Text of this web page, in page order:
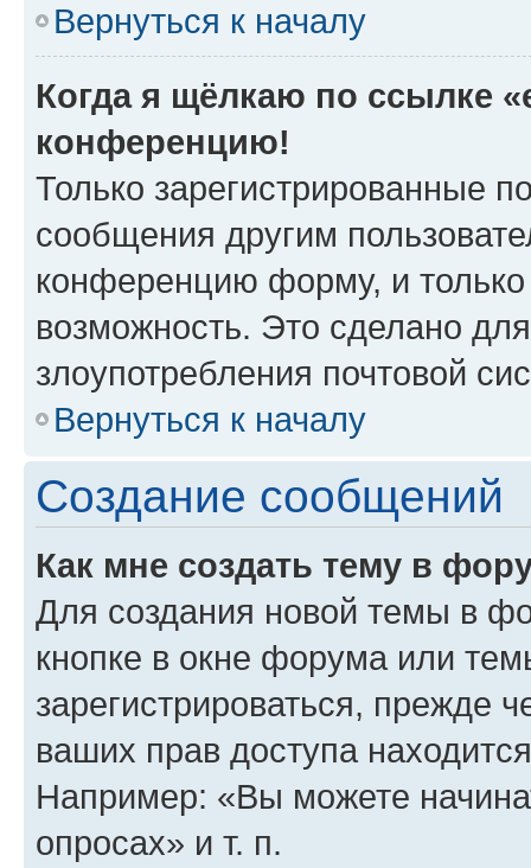
Вернуться к началу
Когда я щёлкаю по ссылке
конференцию!
Только зарегистрированные
сообщения другим
конференцию форму, и
возможность. Это сделано
злоупотребления почтовой
Вернуться к началу
Создание сообщений
Как мне создать тему в
Для создания новой темы в
кнопке в окне форума или
зарегистрироваться, прежде
ваших прав доступа
Например: «Вы можете
опросах» и т. п.